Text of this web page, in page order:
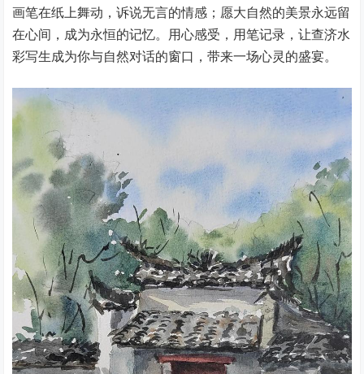
画笔在纸上舞动，诉说无言的情感；愿大自然的美景永远留
在心间，成为永恒的记忆。用心感受，用笔记录，让查济水
彩写生成为你与自然对话的窗口，带来一场心灵的盛宴。